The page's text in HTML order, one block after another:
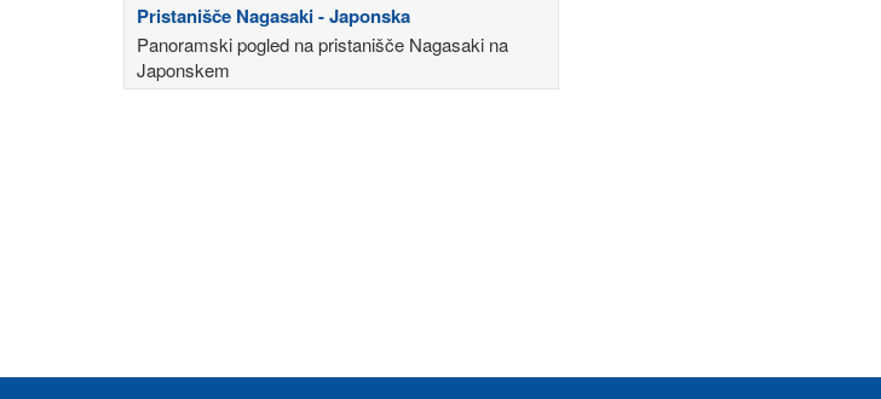
Pristanišče Nagasaki - Japonska
Panoramski pogled na pristanišče Nagasaki na
Japonskem